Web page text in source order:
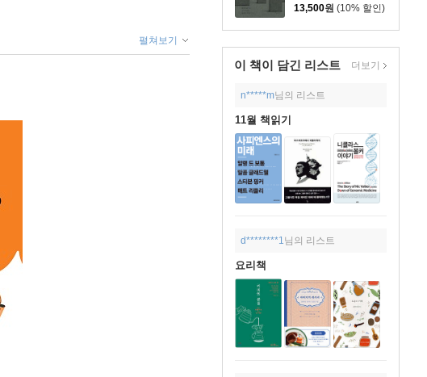
13,500원 (10% 할인)
이 책이 담긴 리스트 더보기
n*****m님의 리스트
11월 책읽기
d********1님의 리스트
요리책
펼쳐보기